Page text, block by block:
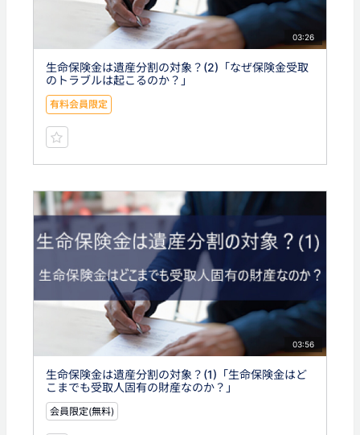
03:26
生命保険金は遺産分割の対象？(2)「なぜ保険金受取
のトラブルは起こるのか？」
有料会員限定
03:56
生命保険金は遺産分割の対象？(1)「生命保険金はど
こまでも受取人固有の財産なのか？」
会員限定(無料)